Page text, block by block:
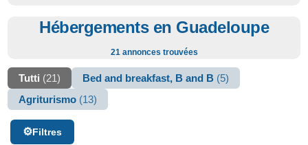
Hébergements en Guadeloupe
21 annonces trouvées
Tutti (21) Bed and breakfast, B and B (5)
Agriturismo (13)
Filtres